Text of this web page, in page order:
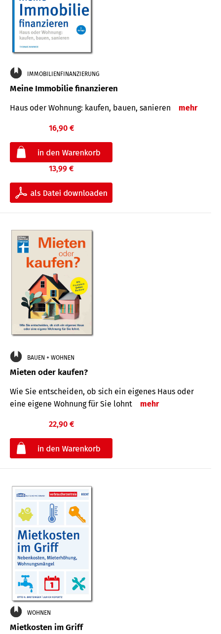
IMMOBILIENFINANZIERUNG
Meine Immobilie finanzieren
Haus oder Wohnung: kaufen, bauen, sanieren mehr
16,90 €
13,99 €
BAUEN + WOHNEN
Mieten oder kaufen?
Wie Sie entscheiden, ob sich ein eigenes Haus oder
eine eigene Wohnung für Sie lohnt
mehr
22,90 €
WOHNEN
Mietkosten im Griff